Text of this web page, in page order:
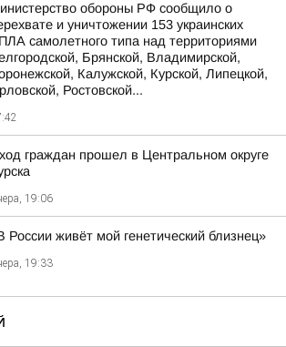
обороны РФ сообщило о
и уничтожении 153 украинских
самолетного типа над территориями
Брянской, Владимирской,
Калужской, Курской, Липецкой,
Ростовской...
граждан прошел в Центральном округе
19:06
России живёт мой генетический близнец»
19:33